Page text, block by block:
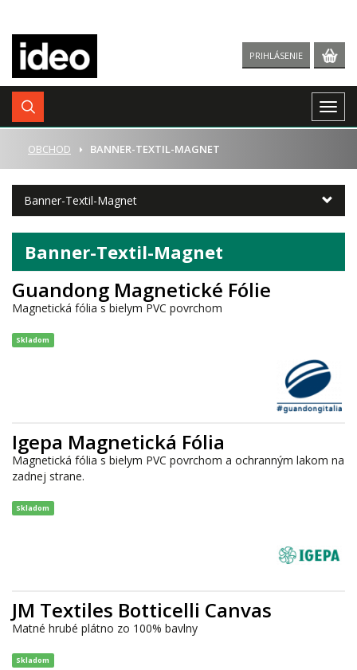
PRIHLÁSENIE
ÚVOD
OBCHOD BANNER-TEXTIL-MAGNET
Banner-Textil-Magnet
Banner-Textil-Magnet
Guandong Magnetické Fólie
Magnetická fólia s bielym PVC povrchom
Skladom
Igepa Magnetická Fólia
Magnetická fólia s bielym PVC povrchom a ochranným lakom na
zadnej strane.
Skladom
JM Textiles Botticelli Canvas
Matné hrubé plátno zo 100% bavlny
Skladom